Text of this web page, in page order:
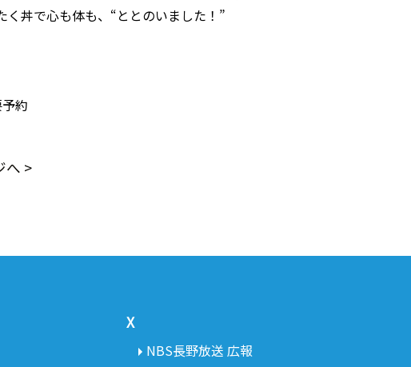
丼で心も体も、“ととのいました！”
約
へ >
X
NBS長野放送 広報